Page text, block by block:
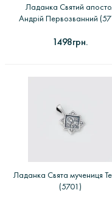
Ладанка Святий
Андрій Первозванний
1498грн.
Ладанка Свята мучениця
(5701)